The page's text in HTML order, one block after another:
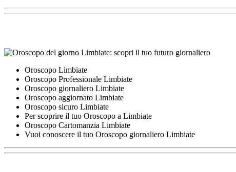
Oroscopo Limbiate
Oroscopo Professionale Limbiate
Oroscopo giornaliero Limbiate
Oroscopo aggiornato Limbiate
Oroscopo sicuro Limbiate
Per scoprire il tuo Oroscopo a Limbiate
Oroscopo Cartomanzia Limbiate
Vuoi conoscere il tuo Oroscopo giornaliero Limbiate